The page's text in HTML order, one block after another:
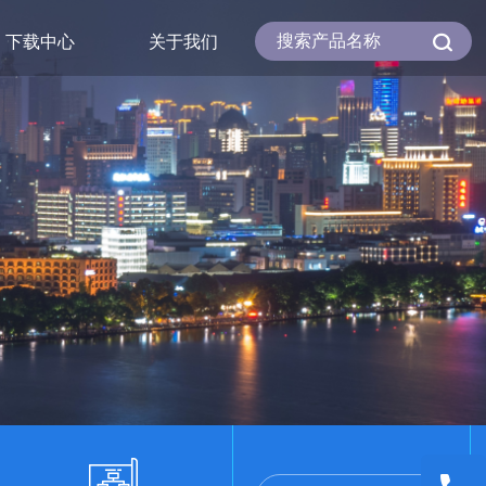
下载中心 关于我们